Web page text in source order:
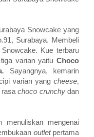
Snowcake yang
Surabaya. Membeli
Kue terbaru
varian yaitu Choco
Sayangnya, kemarin
varian yang cheese,
rasa choco crunchy dan
menuliskan mengenai
outlet pertama